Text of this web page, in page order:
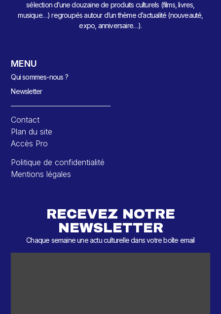
sélection d’une douzaine de produits culturels (films, livres,
musique…) regroupés autour d’un thème d’actualité (nouveauté,
expo, anniversaire…).
MENU
Qui sommes-nous ?
Newsletter
Contact
Plan du site
Accès Pro
Politique de confidentialité
Mentions légales
RECEVEZ NOTRE
NEWSLETTER
Chaque semaine une actu culturelle dans votre boîte email